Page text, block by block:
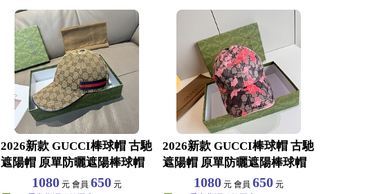
2026新款 GUCCI棒球帽 古馳
遮陽帽 原單防曬遮陽棒球帽
批發 旅1080元 會員 650元
2026新款 GUCCI棒球帽 古馳
遮陽帽 原單防曬遮陽棒球帽
批發 旅1080元 會員 650元